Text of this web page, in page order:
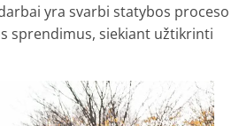
yra svarbi statybos proceso
sprendimus, siekiant užtikrinti